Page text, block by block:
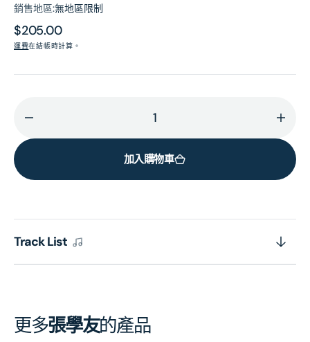
銷售地區:無地區限制
原
價
$205.00
運費在結帳時計算。
我
愛
的
球
系
增
加
我
愛
的
加入購物車
Track List
更多張學友的產品